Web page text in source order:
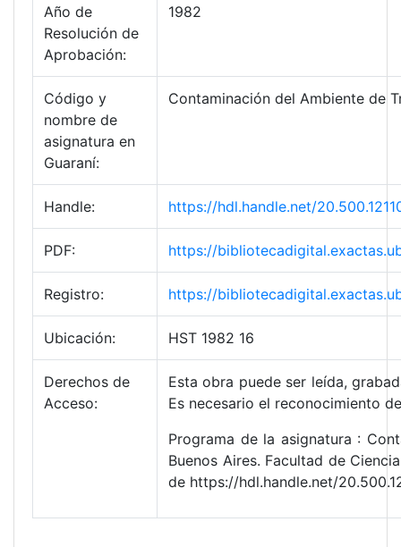
Año de
Resolución de
Aprobación:
1982
Código y
nombre de
asignatura en
Guaraní:
Contaminación del Ambiente de
Handle: https://hdl.handle.net/
PDF: https://
Registro: https://
Ubicación: HST 1982 16
Derechos de
Acceso:
Esta obra puede ser leída,
Es necesario el reconocimiento
Programa de la asignatura :
Buenos Aires. Facultad de
de https://hdl.handle.net/